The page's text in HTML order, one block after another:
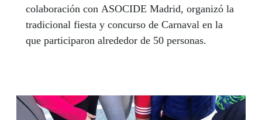
colaboración con ASOCIDE Madrid, organizó la
tradicional fiesta y concurso de Carnaval en la
que participaron alrededor de 50 personas.